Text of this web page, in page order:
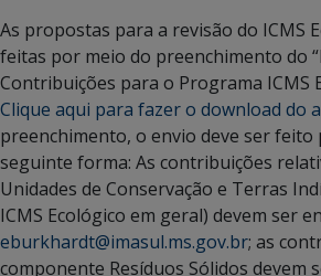
As propostas para a revisão do ICMS
feitas por meio do preenchimento do
Contribuições para o Programa ICMS
Clique aqui para fazer o download do
preenchimento, o envio deve ser feito
seguinte forma: As contribuições
Unidades de Conservação e Terras
ICMS Ecológico em geral) devem ser
eburkhardt@imasul.ms.gov.br; as
componente Resíduos Sólidos devem